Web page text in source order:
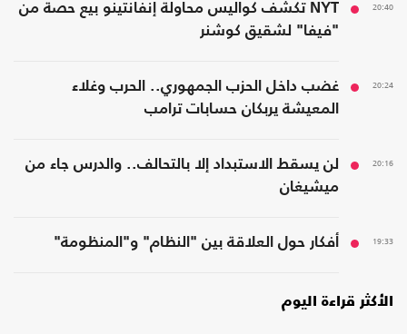
20:40
NYT تكشف كواليس محاولة إنفانتينو بيع حصة من
"فيفا" لشقيق كوشنر
20:24
غضب داخل الحزب الجمهوري.. الحرب وغلاء
المعيشة يربكان حسابات ترامب
20:16
لن يسقط الاستبداد إلا بالتحالف.. والدرس جاء من
ميشيغان
19:33 أفكار حول العلاقة بين "النظام" و"المنظومة"
الأكثر قراءة اليوم